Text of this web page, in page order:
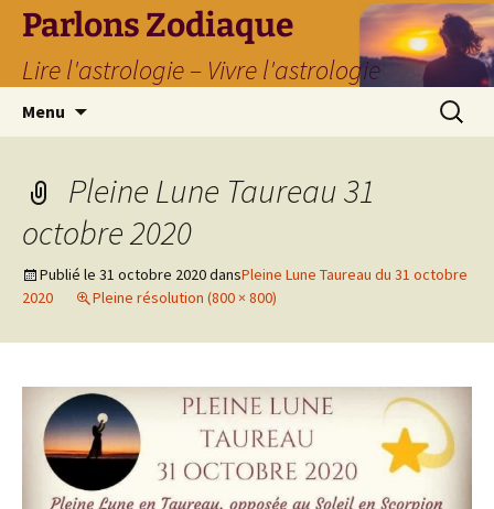
Parlons Zodiaque
Lire l'astrologie – Vivre l'astrologie
Menu
Pleine Lune Taureau 31
octobre 2020
Publié le 31 octobre 2020dansPleine Lune Taureau du 31 octobre
2020
Pleine résolution (800 × 800)